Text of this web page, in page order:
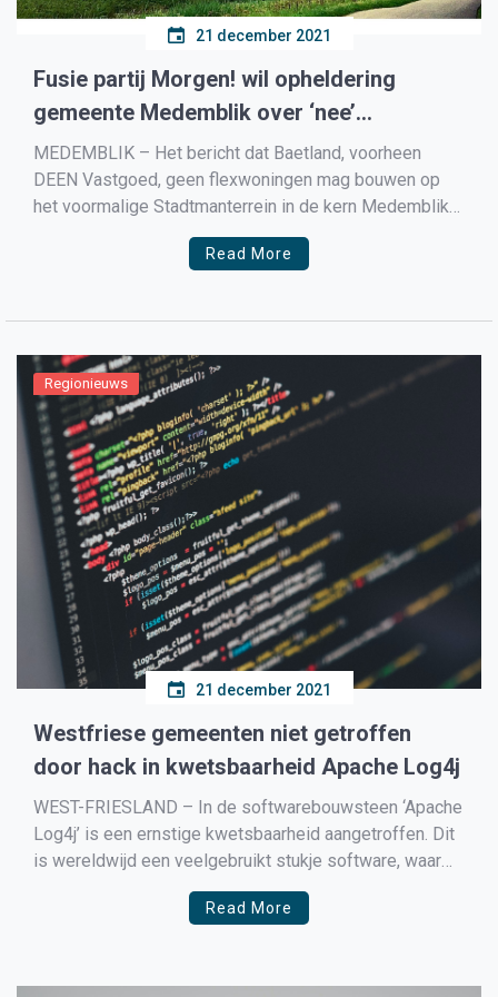
21 december 2021
Fusie partij Morgen! wil opheldering
gemeente Medemblik over ‘nee’
flexwoningen Stadtmanterrein
MEDEMBLIK – Het bericht dat Baetland, voorheen
DEEN Vastgoed, geen flexwoningen mag bouwen op
het voormalige Stadtmanterrein in de kern Medemblik
heeft vraagtekens doen oprijzen bij de fractie van
Morgen!. Eerder dit jaar spraken Tom Beuker, Siem
Read More
Regionieuws
21 december 2021
Westfriese gemeenten niet getroffen
door hack in kwetsbaarheid Apache Log4j
WEST-FRIESLAND – In de softwarebouwsteen ‘Apache
Log4j’ is een ernstige kwetsbaarheid aangetroffen. Dit
is wereldwijd een veelgebruikt stukje software, waar
de gemeenten in West-Friesland gebruik van maken.
Op dit moment is er geen reden tot ongerustheid. Het
Read More